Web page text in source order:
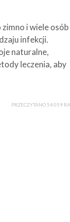
i wiele osób
infekcji.
naturalne,
leczenia, aby
PRZECZYTANO 54 059